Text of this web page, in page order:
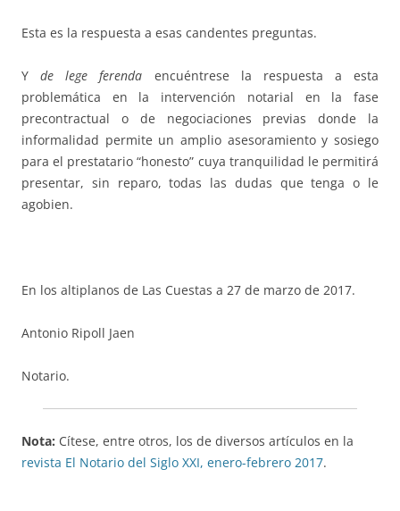
Esta es la respuesta a esas candentes preguntas.
Yde lege ferenda encuéntrese la respuesta a esta
problemática en la intervención notarial en la fase
precontractual o de negociaciones previas donde la
informalidad permite un amplio asesoramiento y sosiego
para el prestatario “honesto” cuya tranquilidad le permitirá
presentar, sin reparo, todas las dudas que tenga o le
agobien.
En los altiplanos de Las Cuestas a 27 de marzo de 2017.
Antonio Ripoll Jaen
Notario.
Nota: Cítese, entre otros, los de diversos artículos en la
revista El Notario del Siglo XXI, enero-febrero 2017.